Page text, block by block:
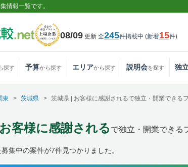
情報一覧です。
08/09 更新 全245件掲載中 (新着15件)
探す 予算から探す エリアから探す 説明会を探す 独
東 茨城県 茨城県 | お客様に感謝されるで独立・開業できる
客様に感謝される で独立・開業できる
集中の案件が7件見つかりました。